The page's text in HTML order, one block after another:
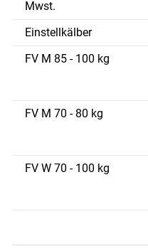
Mwst.
Einstellkälber
FV M 85 - 100 kg
FV M 70 - 80 kg
FV W 70 - 100 kg